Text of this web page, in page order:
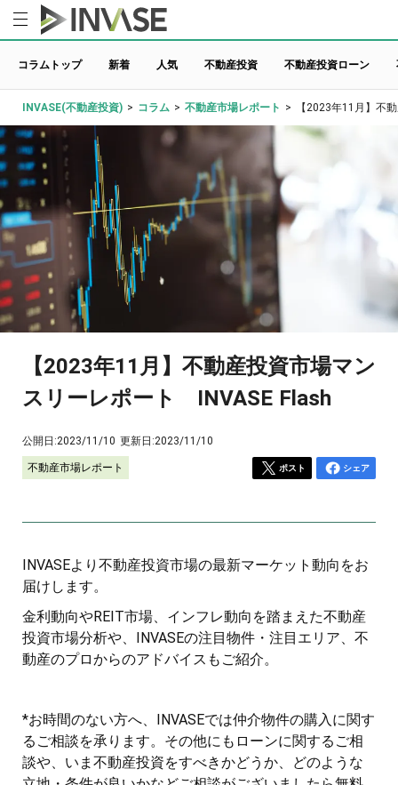
コラムトップ 新着 人気 不動産投資 不動産投資ローン
INVASE(不動産投資) > コラム > 不動産市場レポート > 【2023年11月】不
【2023年11月】不動産投資市場マン
スリーレポート INVASE Flash
公開日:2023/11/10 更新日:2023/11/10
不動産市場レポート ポスト シェア
INVASEより不動産投資市場の最新マーケット動向をお
届けします。
金利動向やREIT市場、インフレ動向を踏まえた不動産
投資市場分析や、INVASEの注目物件・注目エリア、不
動産のプロからのアドバイスもご紹介。
*お時間のない方へ、INVASEでは仲介物件の購入に関す
るご相談を承ります。その他にもローンに関するご相
談や、いま不動産投資をすべきかどうか、どのような